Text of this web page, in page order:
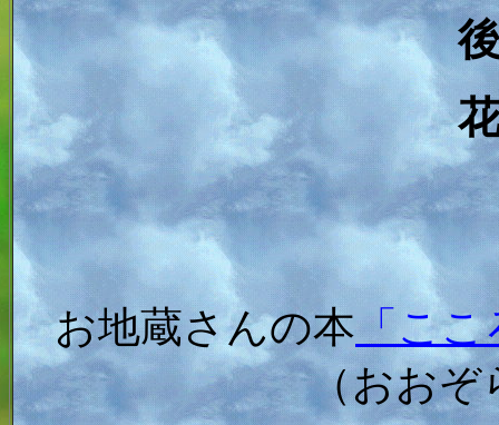
お地蔵さんの本 「こ
（おお